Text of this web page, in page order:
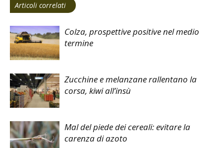
Articoli correlati
Colza, prospettive positive nel medio
termine
Zucchine e melanzane rallentano la
corsa, kiwi all’insù
Mal del piede dei cereali: evitare la
carenza di azoto